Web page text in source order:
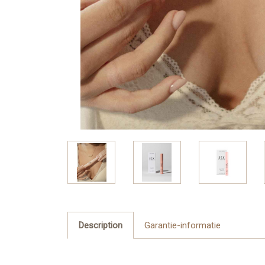
Description Garantie-informatie